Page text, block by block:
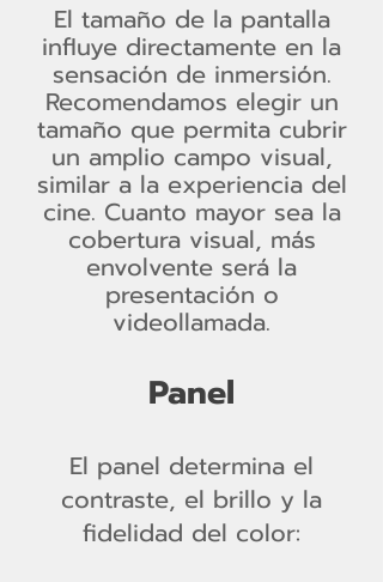
El tamaño de la pantalla
influye directamente en la
sensación de inmersión.
Recomendamos elegir un
tamaño que permita cubrir
un amplio campo visual,
similar a la experiencia del
cine. Cuanto mayor sea la
cobertura visual, más
envolvente será la
presentación o
videollamada.
Panel
El panel determina el
contraste, el brillo y la
fidelidad del color: